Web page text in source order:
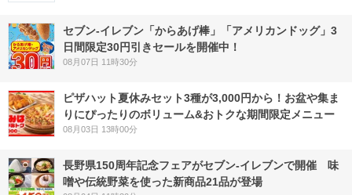
セブン‐イレブン「からあげ棒」「アメリカンドッグ」3
日間限定30円引きセールを開催中！
08月07日 11時30分
ピザハット夏休みセット3種が3,000円から！お盆や集ま
りにぴったりのボリューム&おトクな期間限定メニュー
08月03日 13時00分
長野県150周年記念フェアがセブン-イレブンで開催 味
噌や伝統野菜を使った新商品21品が登場